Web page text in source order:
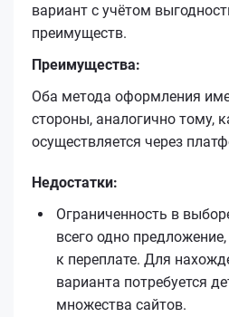
вариант с учётом
преимуществ.
Преимущества:
Оба метода оформления
стороны, аналогично тому,
осуществляется через
Недостатки:
Ограниченность в
всего одно
к переплате. Для
варианта потребуется
множества сайтов.